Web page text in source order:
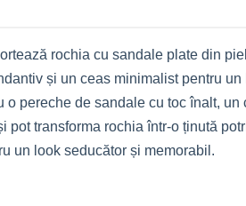
rochia cu sandale plate din
și un ceas minimalist pentru
pereche de sandale cu toc înalt,
transforma rochia într-o ținută
un look seducător și memorabil.